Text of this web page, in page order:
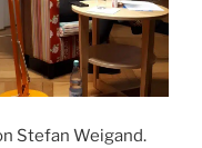
Stefan Weigand.